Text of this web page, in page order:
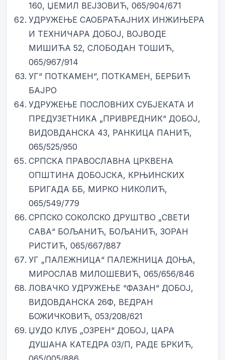
160, ЏЕМИЛ ВЕЈЗОВИЋ, 065/904/671
УДРУЖЕЊЕ САОБРАЋАЈНИХ ИНЖИЊЕРА
И ТЕХНИЧАРА ДОБОЈ, ВОЈВОДЕ
МИШИЋА 52, СЛОБОДАН ТОШИЋ,
065/967/914
УГ“ ПОТКАМЕН“, ПОТКАМЕН, БЕРБИЋ
БАЈРО
УДРУЖЕЊЕ ПОСЛОВНИХ СУБЈЕКАТА И
ПРЕДУЗЕТНИКА „ПРИВРЕДНИК“ ДОБОЈ,
ВИДОВДАНСКА 43, РАНКИЦА ПАНИЋ,
065/525/950
СРПСКА ПРАВОСЛАВНА ЦРКВЕНА
ОПШТИНА ДОБОЈСКА, КРЊИНСКИХ
БРИГАДА ББ, МИРКО НИКОЛИЋ,
065/549/779
СРПСКО СОКОЛСКО ДРУШТВО „СВЕТИ
САВА“ БОЉАНИЋ, БОЉАНИЋ, ЗОРАН
РИСТИЋ, 065/667/887
УГ „ПАЛЕЖНИЦА“ ПАЛЕЖНИЦА ДОЊА,
МИРОСЛАВ МИЛОШЕВИЋ, 065/656/846
ЛОВАЧКО УДРУЖЕЊЕ “ФАЗАН“ ДОБОЈ,
ВИДОВДАНСКА 26Ф, ВЕДРАН
БОЖИЧКОВИЋ, 053/208/621
ЏУДО КЛУБ „ОЗРЕН“ ДОБОЈ, ЦАРА
ДУШАНА КАТЕДРА 03/П, РАДЕ БРКИЋ,